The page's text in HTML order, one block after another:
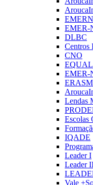
EMER-
DLBC
Centros
CNO
EMER-
Lendas
Escolas
IQADE
Leader I
Leader
Vale